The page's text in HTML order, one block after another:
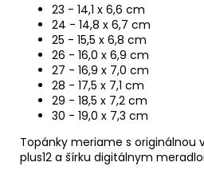
23 - 14,1 x 6,6 cm
24 - 14,8 x 6,7 cm
25 - 15,5 x 6,8 cm
26 - 16,0 x 6,9 cm
27 - 16,9 x 7,0 cm
28 - 17,5 x 7,1 cm
29 - 18,5 x 7,2 cm
30 - 19,0 x 7,3 cm
Topánky meriame s originálnou
plus12 a šírku digitálnym